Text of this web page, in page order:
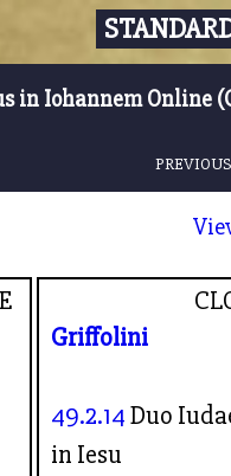
in Iohannem Online
Griffolini
49.2.14Duo
in Iesu